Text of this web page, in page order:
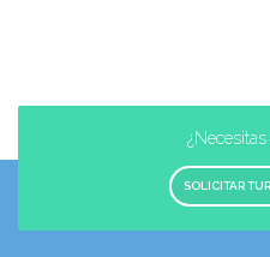
SOLICITAR